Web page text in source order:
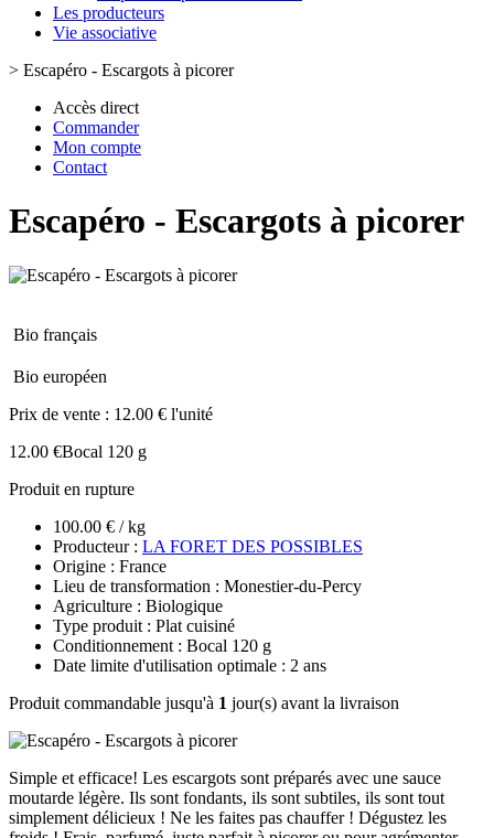
Les producteurs
Vie associative
> Escapéro - Escargots à picorer
Accès direct
Commander
Mon compte
Contact
Escapéro - Escargots à picorer
Bio français
Bio européen
Prix de vente : 12.00 € l'unité
12.00 €Bocal 120 g
Produit en rupture
100.00 € / kg
Producteur : LA FORET DES POSSIBLES
Origine : France
Lieu de transformation : Monestier-du-Percy
Agriculture : Biologique
Type produit : Plat cuisiné
Conditionnement : Bocal 120 g
Date limite d'utilisation optimale : 2 ans
Produit commandable jusqu'à 1 jour(s) avant la livraison
Simple et efficace! Les escargots sont préparés avec une sauce
moutarde légère. Ils sont fondants, ils sont subtiles, ils sont tout
simplement délicieux ! Ne les faites pas chauffer ! Dégustez les